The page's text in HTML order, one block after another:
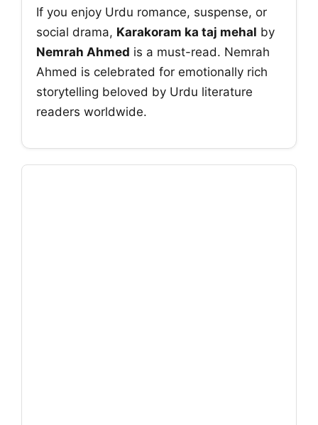
If you enjoy Urdu romance, suspense, or
social drama, Karakoram ka taj mehal by
Nemrah Ahmed is a must-read. Nemrah
Ahmed is celebrated for emotionally rich
storytelling beloved by Urdu literature
readers worldwide.